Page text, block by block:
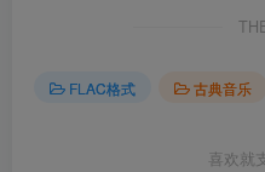
FLAC格式 古典音乐
喜欢就